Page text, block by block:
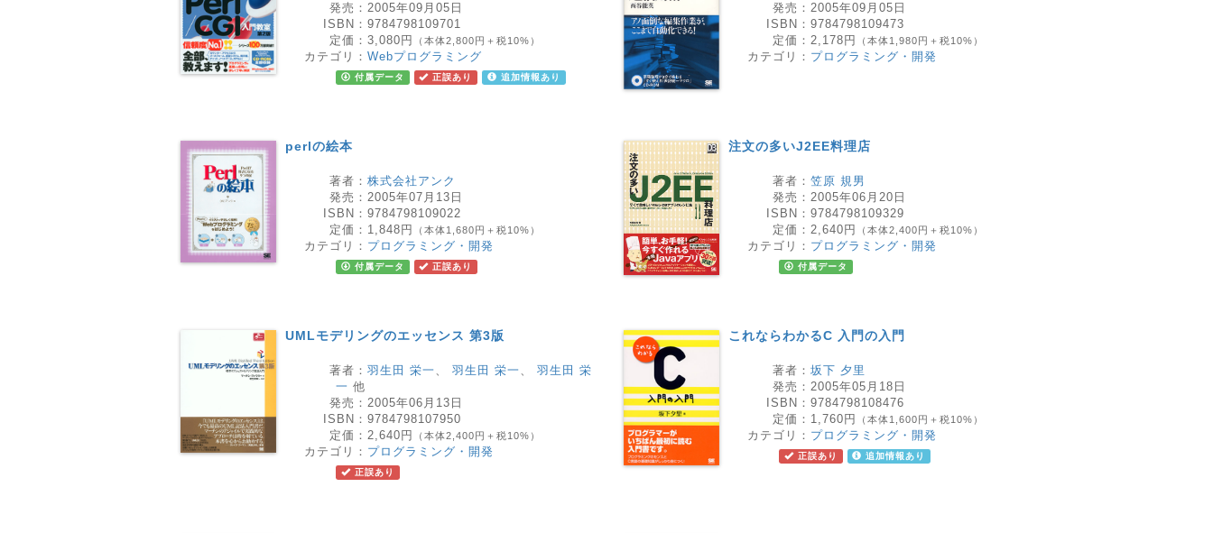
発売： 2005年09月05日
ISBN： 9784798109701
定価： 3,080円 （本体2,800円＋税10%）
カテゴリ： Webプログラミング
付属データ 正誤あり 追加情報あり
発売： 2005年09月05日
ISBN： 9784798109473
定価： 2,178円 （本体1,980円＋税10%）
カテゴリ： プログラミング・開発
perlの絵本
著者： 株式会社アンク
発売： 2005年07月13日
ISBN： 9784798109022
定価： 1,848円 （本体1,680円＋税10%）
カテゴリ： プログラミング・開発
付属データ 正誤あり
注文の多いJ2EE料理店
著者： 笠原 規男
発売： 2005年06月20日
ISBN： 9784798109329
定価： 2,640円 （本体2,400円＋税10%）
カテゴリ： プログラミング・開発
付属データ
UMLモデリングのエッセンス 第3版
著者： 羽生田 栄一 、 羽生田 栄一 、 羽生田 栄
一 他
発売： 2005年06月13日
ISBN： 9784798107950
定価： 2,640円 （本体2,400円＋税10%）
カテゴリ： プログラミング・開発
正誤あり
これならわかるC 入門の入門
著者： 坂下 夕里
発売： 2005年05月18日
ISBN： 9784798108476
定価： 1,760円 （本体1,600円＋税10%）
カテゴリ： プログラミング・開発
正誤あり 追加情報あり